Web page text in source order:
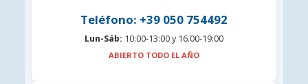
Teléfono: +39 050 754492
Lun-Sáb: 10:00-13:00 y 16.00-19:00
ABIERTO TODO EL AÑO